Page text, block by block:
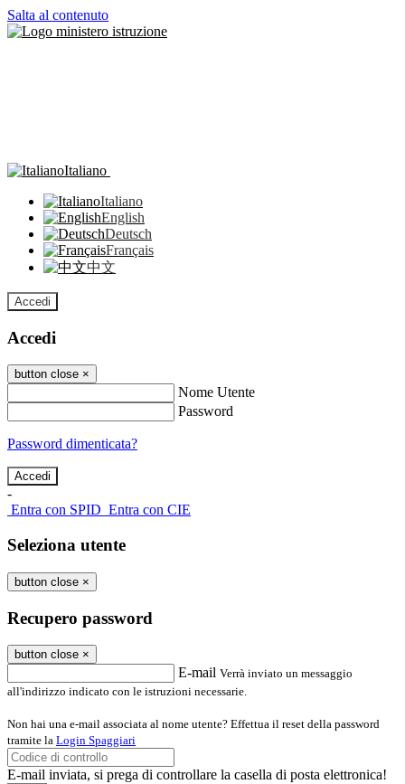
Salta al contenuto
Italiano
Italiano
English
Deutsch
Français
中文
Accedi
Accedi
button close ×
Nome Utente
Password
Password dimenticata?
-
Entra con SPID Entra con CIE
Seleziona utente
button close ×
Recupero password
button close ×
E-mail Verrà inviato un messaggio
all'indirizzo indicato con le istruzioni necessarie.
Non hai una e-mail associata al nome utente? Effettua il reset della password
tramite la Login Spaggiari
E-mail inviata, si prega di controllare la casella di posta elettronica!